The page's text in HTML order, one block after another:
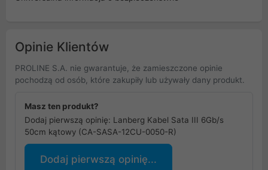
Opinie Klientów
PROLINE S.A. nie gwarantuje, że zamieszczone opinie
pochodzą od osób, które zakupiły lub używały dany produkt.
Masz ten produkt?
Dodaj pierwszą opinię: Lanberg Kabel Sata III 6Gb/s
50cm kątowy (CA-SASA-12CU-0050-R)
Dodaj pierwszą opinię...